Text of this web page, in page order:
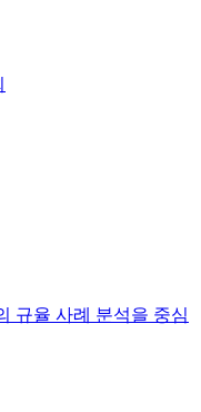
규율 사례 분석을 중심